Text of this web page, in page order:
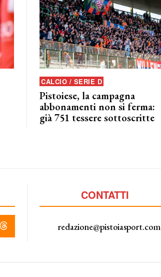
CALCIO / SERIE D
Pistoiese, la campagna
abbonamenti non si ferma:
già 751 tessere sottoscritte
CONTATTI
redazione@pistoiasport.com